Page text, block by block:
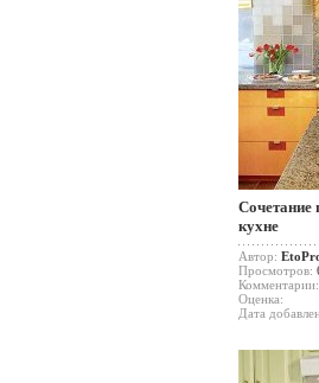
Сочетание
кухне
Автор:
Просмотров:
Комментарии:
Оценка:
Дата